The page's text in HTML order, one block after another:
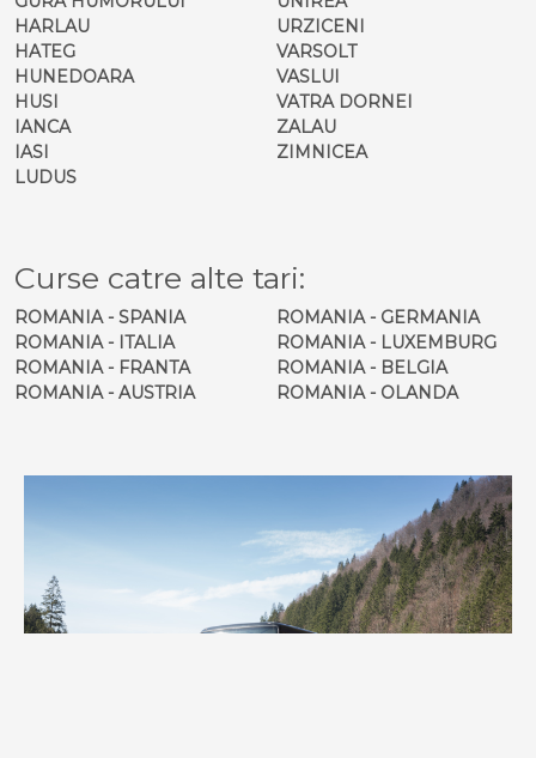
HARLAU
HATEG
HUNEDOARA
HUSI
IANCA
IASI
LUDUS
URZICENI
VARSOLT
VASLUI
VATRA DORNEI
ZALAU
ZIMNICEA
Curse catre alte tari:
ROMANIA - SPANIA
ROMANIA - ITALIA
ROMANIA - FRANTA
ROMANIA - AUSTRIA
ROMANIA - GERMANIA
ROMANIA - LUXEMBURG
ROMANIA - BELGIA
ROMANIA - OLANDA